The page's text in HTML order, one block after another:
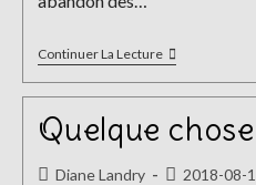
Continuer La LectureÀ
L’heure
Du
Quelque
Auteur/autrice
Diane Landry
Publication
2018-08-